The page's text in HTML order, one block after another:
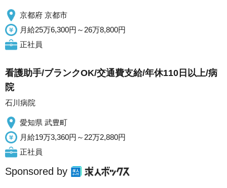
京都府 京都市
月給25万6,300円～26万8,800円
正社員
看護助手/ブランクOK/交通費支給/年休110日以上/病
院
石川病院
愛知県 武豊町
月給19万3,360円～22万2,880円
正社員
Sponsored by